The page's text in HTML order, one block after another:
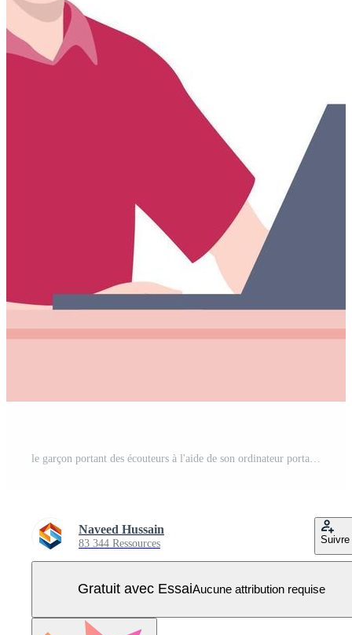
Naveed Hussain
83 344 Ressources Suivre
Gratuit avec EssaiAucune attribution requise